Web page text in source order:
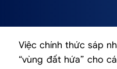
Việc chính thức sáp
“vùng đất hứa” cho